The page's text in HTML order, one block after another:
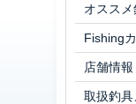
オスス
Fishing
店舗情報
取扱釣